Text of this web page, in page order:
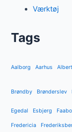
Værktøj
Tags
Aalborg Aarhus
Brøndby Brønderslev
Egedal Esbjerg
Fredericia